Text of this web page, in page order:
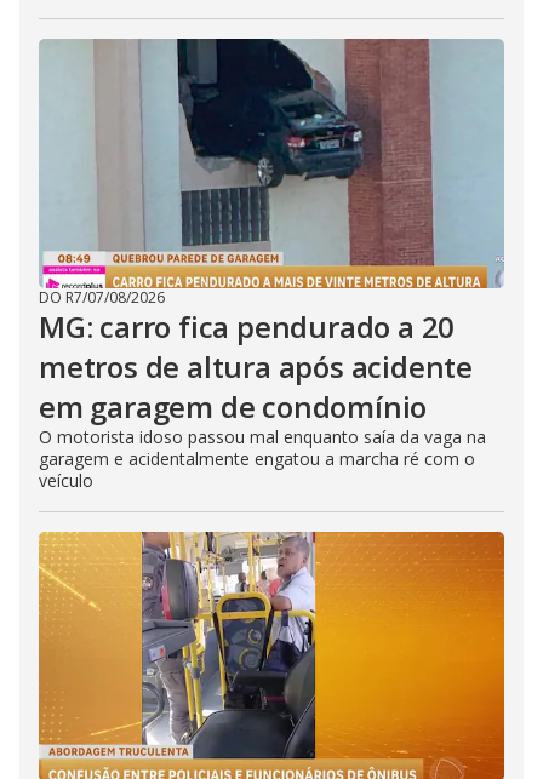
DO R7/07/08/2026
MG: carro fica pendurado a 20
metros de altura após acidente
em garagem de condomínio
O motorista idoso passou mal enquanto saía da vaga na
garagem e acidentalmente engatou a marcha ré com o
veículo